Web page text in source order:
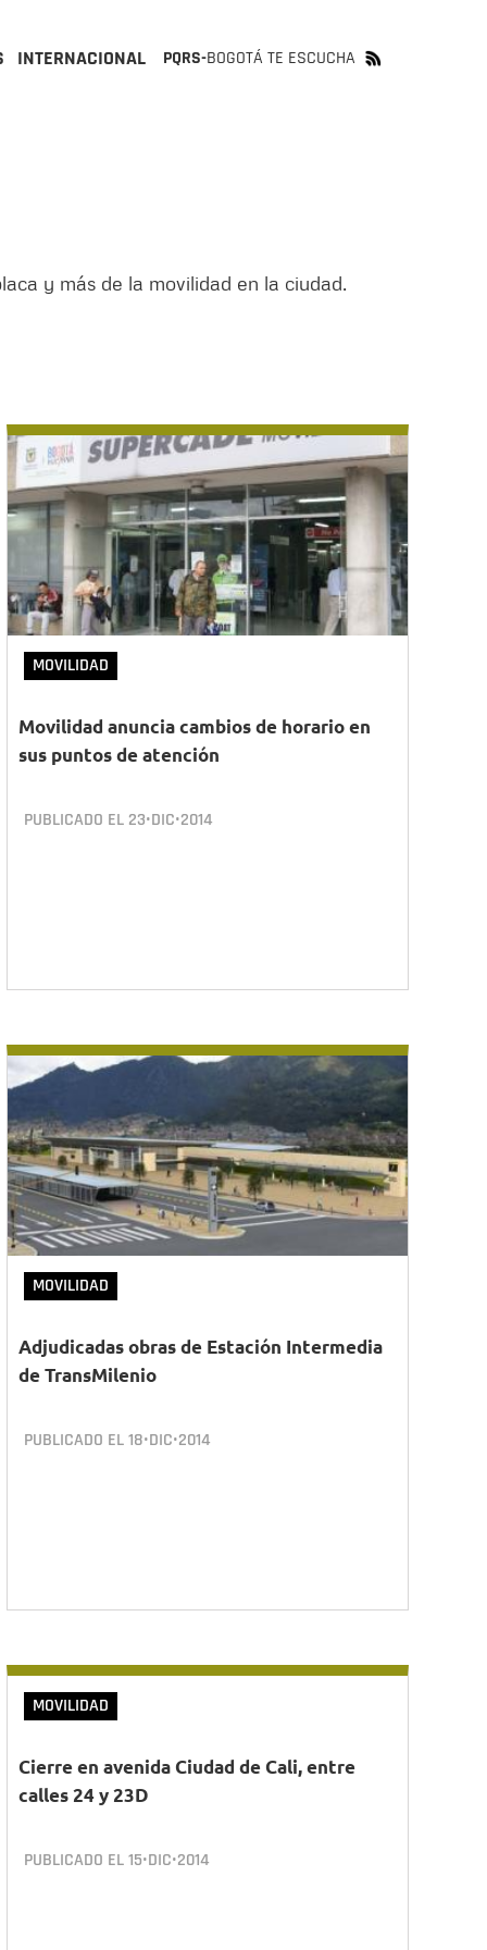
INTERNACIONAL PQRS-BOGOTÁ TE ESCUCHA
y más de la movilidad en la ciudad.
MOVILIDAD
Movilidad anuncia cambios de horario en
sus puntos de atención
PUBLICADO EL 23•DIC•2014
MOVILIDAD
Adjudicadas obras de Estación Intermedia
de TransMilenio
PUBLICADO EL18•DIC•2014
MOVILIDAD
Cierre en avenida Ciudad de Cali, entre
calles 24 y 23D
PUBLICADO EL15•DIC•2014